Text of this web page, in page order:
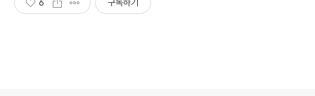
6 구독하기